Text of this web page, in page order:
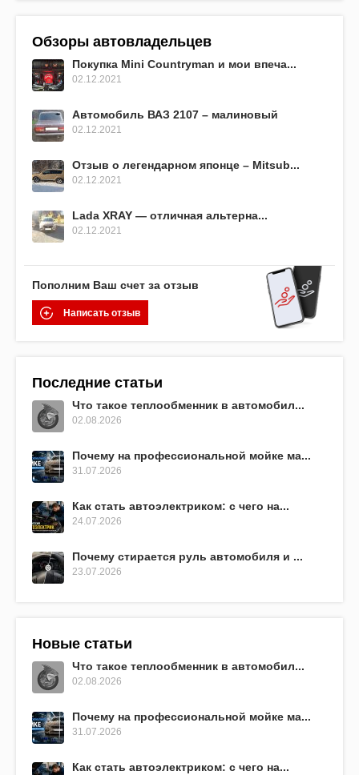
Обзоры автовладельцев
Покупка Mini Countryman и мои впеча...
02.12.2021
Автомобиль ВАЗ 2107 – малиновый
02.12.2021
Отзыв о легендарном японце – Mitsub...
02.12.2021
Lada XRAY — отличная альтерна...
02.12.2021
Пополним Ваш счет за отзыв
Написать отзыв
Последние статьи
Что такое теплообменник в автомобил...
02.08.2026
Почему на профессиональной мойке ма...
31.07.2026
Как стать автоэлектриком: с чего на...
24.07.2026
Почему стирается руль автомобиля и ...
23.07.2026
Новые статьи
Что такое теплообменник в автомобил...
02.08.2026
Почему на профессиональной мойке ма...
31.07.2026
Как стать автоэлектриком: с чего на...